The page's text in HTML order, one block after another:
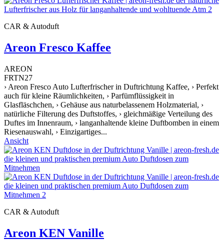
CAR & Autoduft
Areon Fresco Kaffee
AREON
FRTN27
› Areon Fresco Auto Lufterfrischer in Duftrichtung Kaffee, › Perfekt
auch für kleine Räumlichkeiten, › Parfümflüssigkeit in
Glasfläschchen, › Gehäuse aus naturbelassenem Holzmaterial, ›
natürliche Filterung des Duftstoffes, › gleichmäßige Verteilung des
Duftes im Innenraum, › langanhaltende kleine Duftbomben in einem
Riesenauswahl, › Einzigartiges...
Ansicht
CAR & Autoduft
Areon KEN Vanille